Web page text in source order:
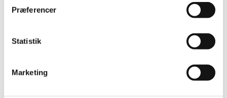
Præferencer
Statistik
Marketing